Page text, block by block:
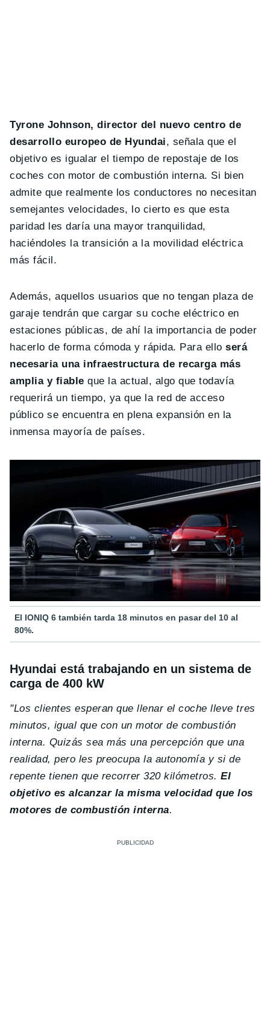
Tyrone Johnson, director del nuevo centro de
desarrollo europeo de Hyundai, señala que el
objetivo es igualar el tiempo de repostaje de los
coches con motor de combustión interna. Si bien
admite que realmente los conductores no necesitan
semejantes velocidades, lo cierto es que esta
paridad les daría una mayor tranquilidad,
haciéndoles la transición a la movilidad eléctrica
más fácil.
Además, aquellos usuarios que no tengan plaza de
garaje tendrán que cargar su coche eléctrico en
estaciones públicas, de ahí la importancia de poder
hacerlo de forma cómoda y rápida. Para elloserá
necesaria una infraestructura de recarga más
amplia y fiable que la actual, algo que todavía
requerirá un tiempo, ya que la red de acceso
público se encuentra en plena expansión en la
inmensa mayoría de países.
El IONIQ 6 también tarda 18 minutos en pasar del 10 al
80%.
Hyundai está trabajando en un sistema de
carga de 400 kW
"Los clientes esperan que llenar el coche lleve tres
minutos, igual que con un motor de combustión
interna. Quizás sea más una percepción que una
realidad, pero les preocupa la autonomía y si de
repente tienen que recorrer 320 kilómetros.El
objetivo es alcanzar la misma velocidad que los
motores de combustión interna.